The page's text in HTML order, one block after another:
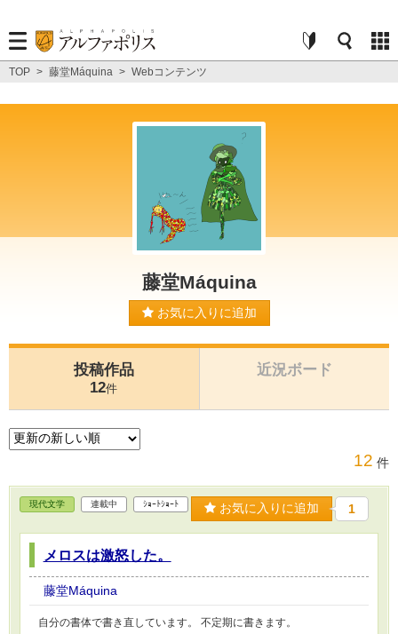
TOP > 藤堂Máquina > Webコンテンツ
藤堂Máquina
お気に入りに追加
投稿作品
12件
近況ボード
12 件
現代文学 連載中 ｼｮｰﾄｼｮｰﾄ お気に入りに追加 1
メロスは激怒した。
藤堂Máquina
自分の書体で書き直しています。 不定期に書きます。